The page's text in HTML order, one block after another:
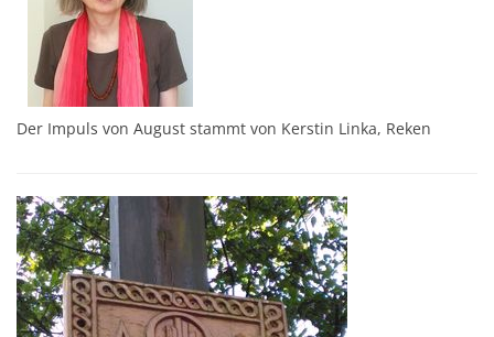
Der Impuls von August stammt von Kerstin Linka, Reken